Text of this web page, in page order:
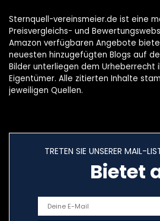
Sternquell-vereinsmeier.de ist eine
Preisvergleichs- und
Amazon verfügbaren Angebote
neuesten hinzugefügten Blogs auf
Bilder unterliegen dem Urheberrecht
Eigentümer. Alle zitierten Inhalte
jeweiligen Quellen.
TRETEN SIE UNSERER MAIL-
Bietet